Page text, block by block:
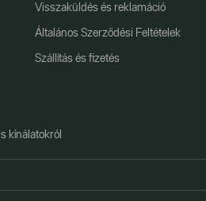
Visszaküldés és reklamáció
Általános Szerződési Feltételek
Szállítás és fizetés
kínálatokról